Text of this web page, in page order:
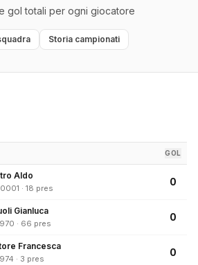
gol totali per ogni giocatore
Storia campionati
GOL
Aldo
· 18 pres
0
Gianluca
· 66 pres
0
Francesca
· 3 pres
0